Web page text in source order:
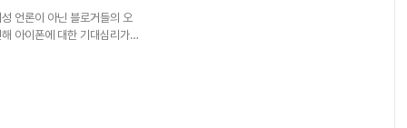
언론이 아닌 블로거들의 오
아이폰에 대한 기대심리가
폰이 출시되어도 정말 성공